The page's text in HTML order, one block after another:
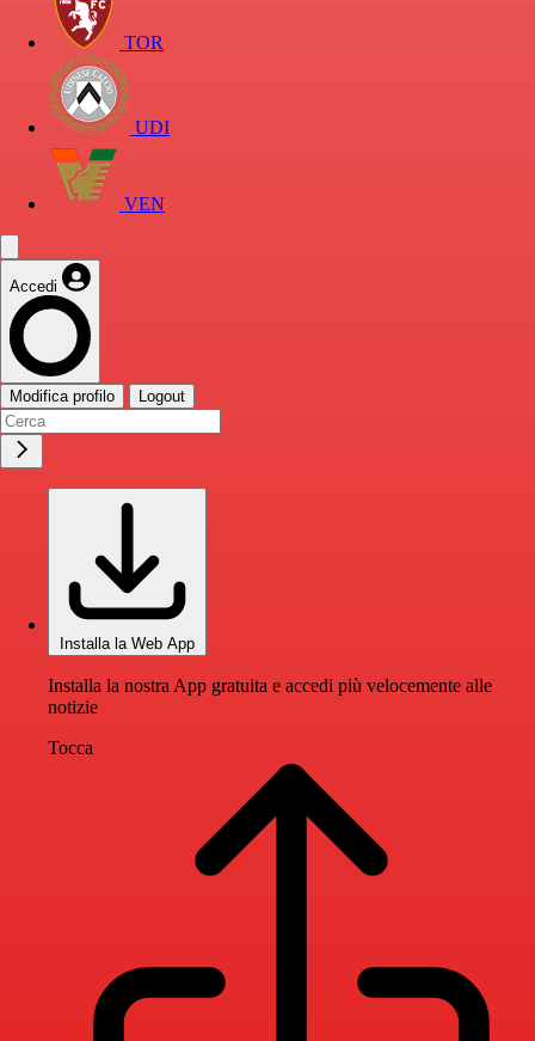
TOR
UDI
VEN
Accedi
Modifica profilo Logout
Installa la Web App
Installa la nostra App gratuita e accedi più velocemente alle
notizie
Tocca